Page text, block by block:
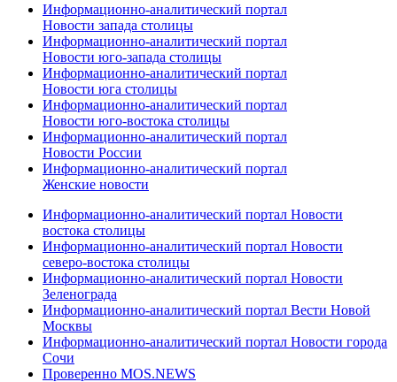
Информационно-аналитический портал
Новости запада столицы
Информационно-аналитический портал
Новости юго-запада столицы
Информационно-аналитический портал
Новости юга столицы
Информационно-аналитический портал
Новости юго-востока столицы
Информационно-аналитический портал
Новости России
Информационно-аналитический портал
Женские новости
Информационно-аналитический портал Новости
востока столицы
Информационно-аналитический портал Новости
северо-востока столицы
Информационно-аналитический портал Новости
Зеленограда
Информационно-аналитический портал Вести Новой
Москвы
Информационно-аналитический портал Новости города
Сочи
Проверенно MOS.NEWS